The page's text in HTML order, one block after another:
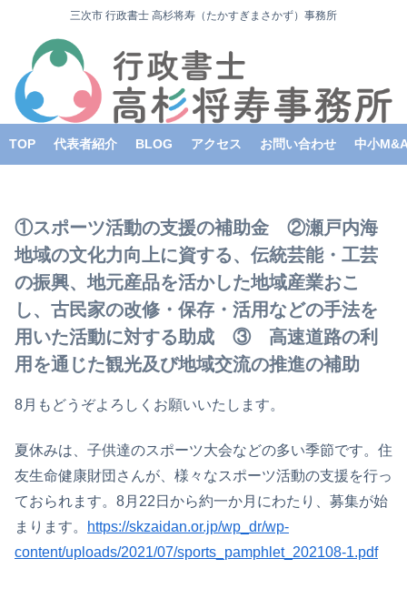
三次市 行政書士 高杉将寿（たかすぎまさかず）事務所
TOP 代表者紹介 BLOG アクセス お問い合わせ 中小
①スポーツ活動の支援の補助金 ②瀬戸内海
地域の文化力向上に資する、伝統芸能・工芸
の振興、地元産品を活かした地域産業おこ
し、古民家の改修・保存・活用などの手法を
用いた活動に対する助成 ③ 高速道路の利
用を通じた観光及び地域交流の推進の補助
8月もどうぞよろしくお願いいたします。
夏休みは、子供達のスポーツ大会などの多い季節です。住
友生命健康財団さんが、様々なスポーツ活動の支援を行っ
ておられます。8月22日から約一か月にわたり、募集が始
まります。
https://skzaidan.or.jp/wp_dr/wp-
content/uploads/2021/07/sports_pamphlet_202108-1.pdf